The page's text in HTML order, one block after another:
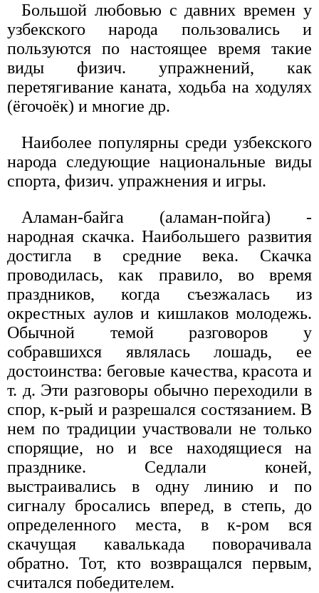
Большой любовью с давних времен у
узбекского народа пользовались и
пользуются по настоящее время такие
виды физич. упражнений, как
перетягивание каната, ходьба на ходулях
(ёгочоёк) и многие др.
Наиболее популярны среди узбекского
народа следующие национальные виды
спорта, физич. упражнения и игры.
Аламан-байга (аламан-пойга) -
народная скачка. Наибольшего развития
достигла в средние века. Скачка
проводилась, как правило, во время
праздников, когда съезжалась из
окрестных аулов и кишлаков молодежь.
Обычной темой разговоров у
собравшихся являлась лошадь, ее
достоинства: беговые качества, красота и
т. д. Эти разговоры обычно переходили в
спор, к-рый и разрешался состязанием. В
нем по традиции участвовали не только
спорящие, но и все находящиеся на
празднике. Седлали коней,
выстраивались в одну линию и по
сигналу бросались вперед, в степь, до
определенного места, в к-ром вся
скачущая кавалькада поворачивала
обратно. Тот, кто возвращался первым,
считался победителем.